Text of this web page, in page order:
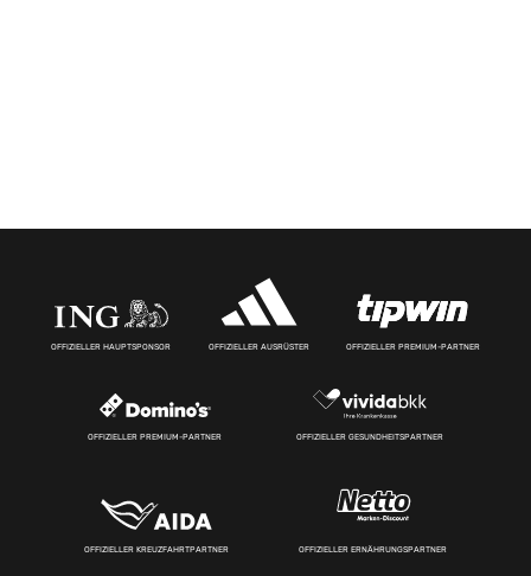
OFFIZIELLER HAUPTSPONSOR OFFIZIELLER AUSRÜSTER OFFIZIELLER PREMIUM-PARTNER
OFFIZIELLER PREMIUM-PARTNER OFFIZIELLER GESUNDHEITSPARTNER
OFFIZIELLER KREUZFAHRTPARTNER OFFIZIELLER ERNÄHRUNGSPARTNER